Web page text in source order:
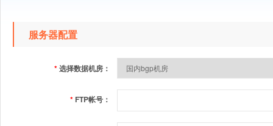
服务器配置
*选择数据机房：
* FTP帐号：